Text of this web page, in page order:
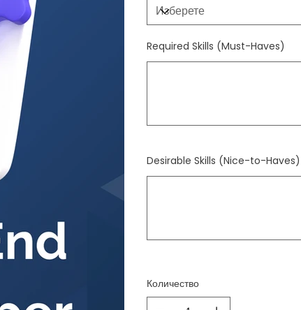
Required Skills (Must-Haves)
Desirable Skills (Nice-to-Haves)
Количество